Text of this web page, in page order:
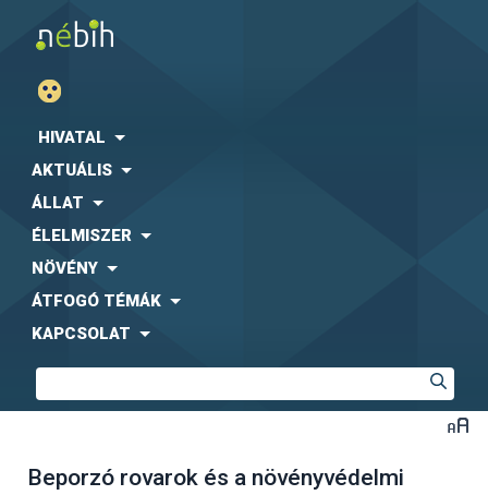
HIVATAL
AKTUÁLIS
ÁLLAT
ÉLELMISZER
NÖVÉNY
ÁTFOGÓ TÉMÁK
KAPCSOLAT
Beporzó rovarok és a növényvédelmi